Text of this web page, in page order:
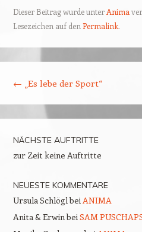
Dieser Beitrag wurde unter Anima
Lesezeichen auf den Permalink.
← „Es lebe der Sport“
NÄCHSTE AUFTRITTE
zur Zeit keine Auftritte
NEUESTE KOMMENTARE
Ursula Schlöglbei ANIMA
Anita & Erwinbei SAM